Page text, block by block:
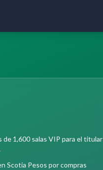
1,600 salas VIP para el titular
Scotia Pesos por compras